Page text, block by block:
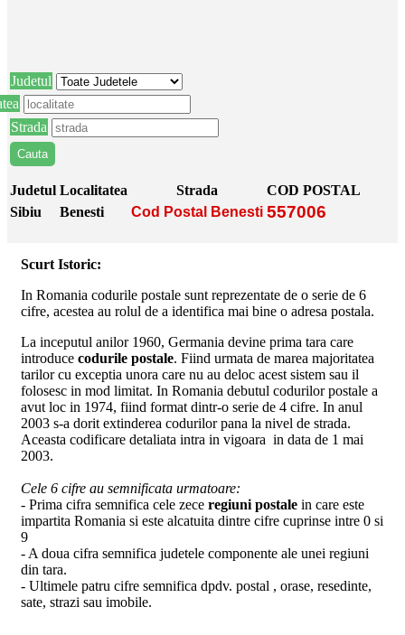
Judetul
Strada
Judetul Localitatea Strada
COD POSTAL
Sibiu
Benesti Cod Postal Benesti 557006
Scurt Istoric:
In Romania codurile postale sunt reprezentate de o serie de 6
cifre, acestea au rolul de a identifica mai bine o adresa postala.
La inceputul anilor 1960, Germania devine prima tara care
introduce codurile postale. Fiind urmata de marea majoritatea
tarilor cu exceptia unora care nu au deloc acest sistem sau il
folosesc in mod limitat. In Romania debutul codurilor postale a
avut loc in 1974, fiind format dintr-o serie de 4 cifre. In anul
2003 s-a dorit extinderea codurilor pana la nivel de strada.
Aceasta codificare detaliata intra in vigoara in data de 1 mai
2003.
Cele 6 cifre au semnificata urmatoare:
- Prima cifra semnifica cele zece regiuni postale in care este
impartita Romania si este alcatuita dintre cifre cuprinse intre 0 si
9
- A doua cifra semnifica judetele componente ale unei regiuni
din tara.
- Ultimele patru cifre semnifica dpdv. postal , orase, resedinte,
sate, strazi sau imobile.